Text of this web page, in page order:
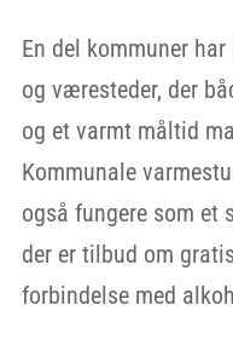
En del kommuner
og væresteder, der
og et varmt måltid
Kommunale
også fungere som
der er tilbud om
forbindelse med